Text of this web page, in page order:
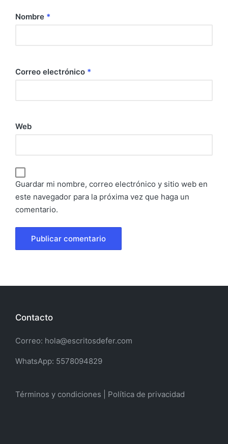
Nombre *
Correo electrónico *
Web
Guardar mi nombre, correo electrónico y sitio web en
este navegador para la próxima vez que haga un
comentario.
Contacto
Correo: hola@escritosdefer.com
WhatsApp: 5578094829
Términos y condiciones | Política de privacidad